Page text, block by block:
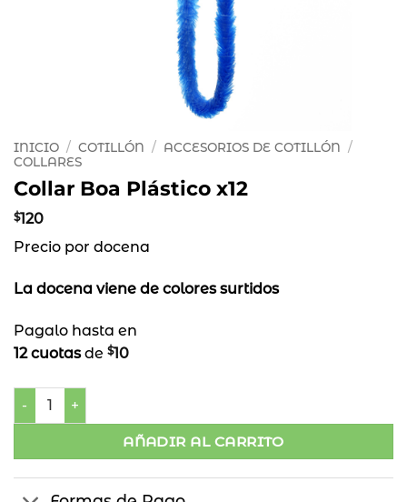
INICIO / COTILLÓN / ACCESORIOS DE COTILLÓN /
COLLARES
Collar Boa Plástico x12
$120
Precio por docena
La docena viene de colores surtidos
Pagalo hasta en
12 cuotasde $10
Collar Boa Plástico x12 cantidad
AÑADIR AL CARRITO